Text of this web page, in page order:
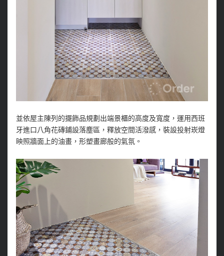
並依屋主陳列的擺飾品規劃出端景櫃的高度及寬度，運用西班
牙進口八角花磚鋪設落塵區，釋放空間活潑感，裝設投射崁燈
映照牆面上的油畫，形塑畫廊般的氣氛。